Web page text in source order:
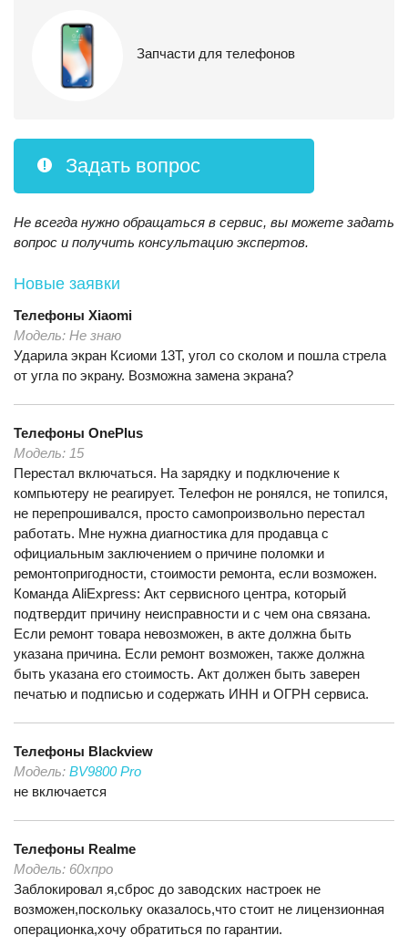
Запчасти для телефонов
Задать вопрос
Не всегда нужно обращаться в сервис, вы можете задать
вопрос и получить консультацию экспертов.
Новые заявки
Телефоны Xiaomi
Модель: Не знаю
Ударила экран Ксиоми 13T, угол со сколом и пошла стрела
от угла по экрану. Возможна замена экрана?
Телефоны OnePlus
Модель: 15
Перестал включаться. На зарядку и подключение к
компьютеру не реагирует. Телефон не ронялся, не топился,
не перепрошивался, просто самопроизвольно перестал
работать. Мне нужна диагностика для продавца с
официальным заключением о причине поломки и
ремонтопригодности, стоимости ремонта, если возможен.
Команда AliExpress: Акт сервисного центра, который
подтвердит причину неисправности и с чем она связана.
Если ремонт товара невозможен, в акте должна быть
указана причина. Если ремонт возможен, также должна
быть указана его стоимость. Акт должен быть заверен
печатью и подписью и содержать ИНН и ОГРН сервиса.
Телефоны Blackview
Модель: BV9800 Pro
не включается
Телефоны Realme
Модель: 60хпро
Заблокировал я,сброс до заводских настроек не
возможен,поскольку оказалось,что стоит не лицензионная
операционка,хочу обратиться по гарантии.